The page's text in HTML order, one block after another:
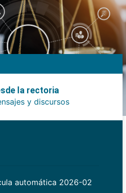
la rectoria
y discursos
automática 2026-02